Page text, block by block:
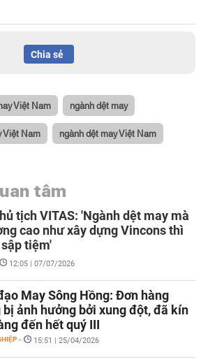
Chia sẻ
Việt Nam ngành dệt may
Việt Nam ngành dệt may Việt Nam
tâm
tịch VITAS: 'Ngành dệt may mà
cao như xây dựng Vincons thì
tiệm'
12:05 | 07/07/2026
May Sông Hồng: Đơn hàng
bị ảnh hưởng bởi xung đột, đã kín
đến hết quý III
- 15:51 | 25/04/2026